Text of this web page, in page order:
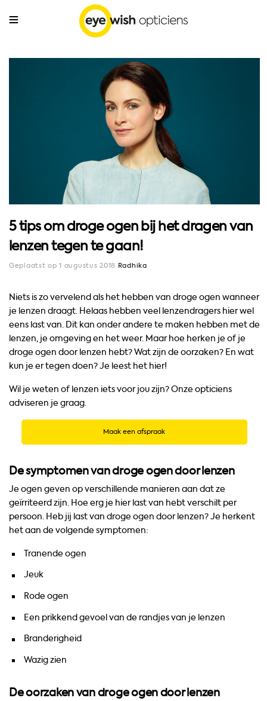
5 tips om droge ogen bij het dragen van
lenzen tegen te gaan!
Geplaatst op 1 augustus 2018 Radhika
Niets is zo vervelend als het hebben van droge ogen wanneer
je lenzen draagt. Helaas hebben veel lenzendragers hier wel
eens last van. Dit kan onder andere te maken hebben met de
lenzen, je omgeving en het weer. Maar hoe herken je of je
droge ogen door lenzen hebt? Wat zijn de oorzaken? En wat
kun je er tegen doen? Je leest het hier!
Wil je weten of lenzen iets voor jou zijn? Onze opticiens
adviseren je graag.
Maak een afspraak
De symptomen van droge ogen door lenzen
Je ogen geven op verschillende manieren aan dat ze
geïrriteerd zijn. Hoe erg je hier last van hebt verschilt per
persoon. Heb jij last van droge ogen door lenzen? Je herkent
het aan de volgende symptomen:
Tranende ogen
Jeuk
Rode ogen
Een prikkend gevoel van de randjes van je lenzen
Branderigheid
Wazig zien
De oorzaken van droge ogen door lenzen